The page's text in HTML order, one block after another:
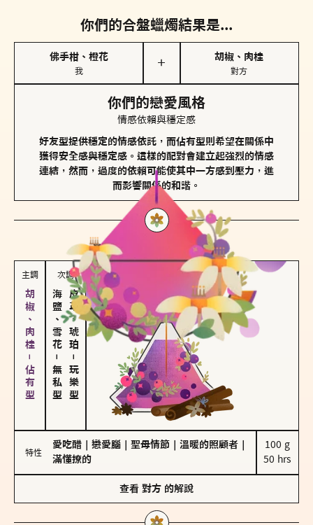
你們的合盤蠟燭結果是...
佛手柑、橙花
我
＋
胡椒、肉桂
對方
你們的戀愛風格
情感依賴與穩定感
好友型提供穩定的情感依託，而佔有型則希望在關係中
獲得安全感與穩定感。這樣的配對會建立起強烈的情感
連結，然而，過度的依賴可能使其中一方感到壓力，進
而影響關係的和諧。
對方的主調蠟燭是...
主調
胡椒、肉桂－佔有型
次調
海鹽、雪花
－
無私型
皮革、琥珀
－
玩樂型
特性
愛吃醋 戀愛腦 聖母情節 溫暖的照顧者
滿懂撩的
100 g
50 hrs
查看 對方 的解說